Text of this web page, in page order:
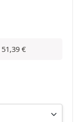
51,39 €